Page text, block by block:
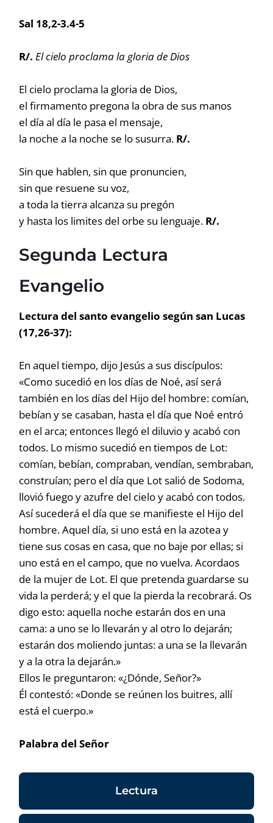
Sal 18,2-3.4-5
R/. El cielo proclama la gloria de Dios
El cielo proclama la gloria de Dios,
el firmamento pregona la obra de sus manos
el día al día le pasa el mensaje,
la noche a la noche se lo susurra. R/.
Sin que hablen, sin que pronuncien,
sin que resuene su voz,
a toda la tierra alcanza su pregón
y hasta los limites del orbe su lenguaje. R/.
Segunda Lectura
Evangelio
Lectura del santo evangelio según san Lucas
(17,26-37):
En aquel tiempo, dijo Jesús a sus discípulos:
«Como sucedió en los días de Noé, así será
también en los días del Hijo del hombre: comían,
bebían y se casaban, hasta el día que Noé entró
en el arca; entonces llegó el diluvio y acabó con
todos. Lo mismo sucedió en tiempos de Lot:
comían, bebían, compraban, vendían, sembraban,
construían; pero el día que Lot salió de Sodoma,
llovió fuego y azufre del cielo y acabó con todos.
Así sucederá el día que se manifieste el Hijo del
hombre. Aquel día, si uno está en la azotea y
tiene sus cosas en casa, que no baje por ellas; si
uno está en el campo, que no vuelva. Acordaos
de la mujer de Lot. El que pretenda guardarse su
vida la perderá; y el que la pierda la recobrará. Os
digo esto: aquella noche estarán dos en una
cama: a uno se lo llevarán y al otro lo dejarán;
estarán dos moliendo juntas: a una se la llevarán
y a la otra la dejarán.»
Ellos le preguntaron: «¿Dónde, Señor?»
Él contestó: «Donde se reúnen los buitres, allí
está el cuerpo.»
Palabra del Señor
Lectura